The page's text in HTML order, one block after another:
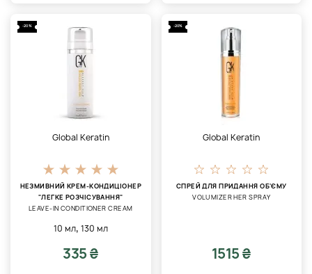
-20%
Global Keratin
НЕЗМИВНИЙ КРЕМ-КОНДИЦІОНЕР
"ЛЕГКЕ РОЗЧІСУВАННЯ"
LEAVE-IN CONDITIONER CREAM
10 мл, 130 мл
335 ₴
-20%
Global Keratin
СПРЕЙ ДЛЯ ПРИДАННЯ ОБ'ЄМУ
VOLUMIZER HER SPRAY
1515 ₴